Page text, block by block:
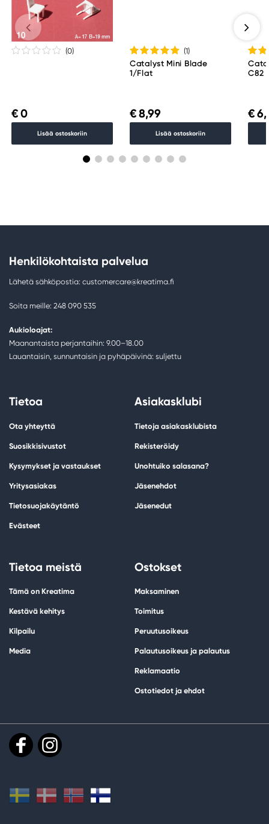
(0)
€ 0
Lisää ostoskoriin
(1)
Catalyst Mini Blade
1/Flat
€ 8,99
Lisää ostoskoriin
C82
€
Henkilökohtaista palvelua
Lähetä sähköpostia: customercare@kreatima.fi
Soita meille: 248 090 535
Aukioloajat:
Maanantaista perjantaihin: 9.00–18.00
Lauantaisin, sunnuntaisin ja pyhäpäivinä: suljettu
Tietoa
Ota yhteyttä
Suosikkisivustot
Kysymykset ja vastaukset
Yritysasiakas
Tietosuojakäytäntö
Evästeet
Asiakasklubi
Tietoja asiakasklubista
Rekisteröidy
Unohtuiko salasana?
Jäsenehdot
Jäsenedut
Tietoa meistä
Tämä on Kreatima
Kestävä kehitys
Kilpailu
Media
Ostokset
Maksaminen
Toimitus
Peruutusoikeus
Palautusoikeus ja palautus
Reklamaatio
Ostotiedot ja ehdot